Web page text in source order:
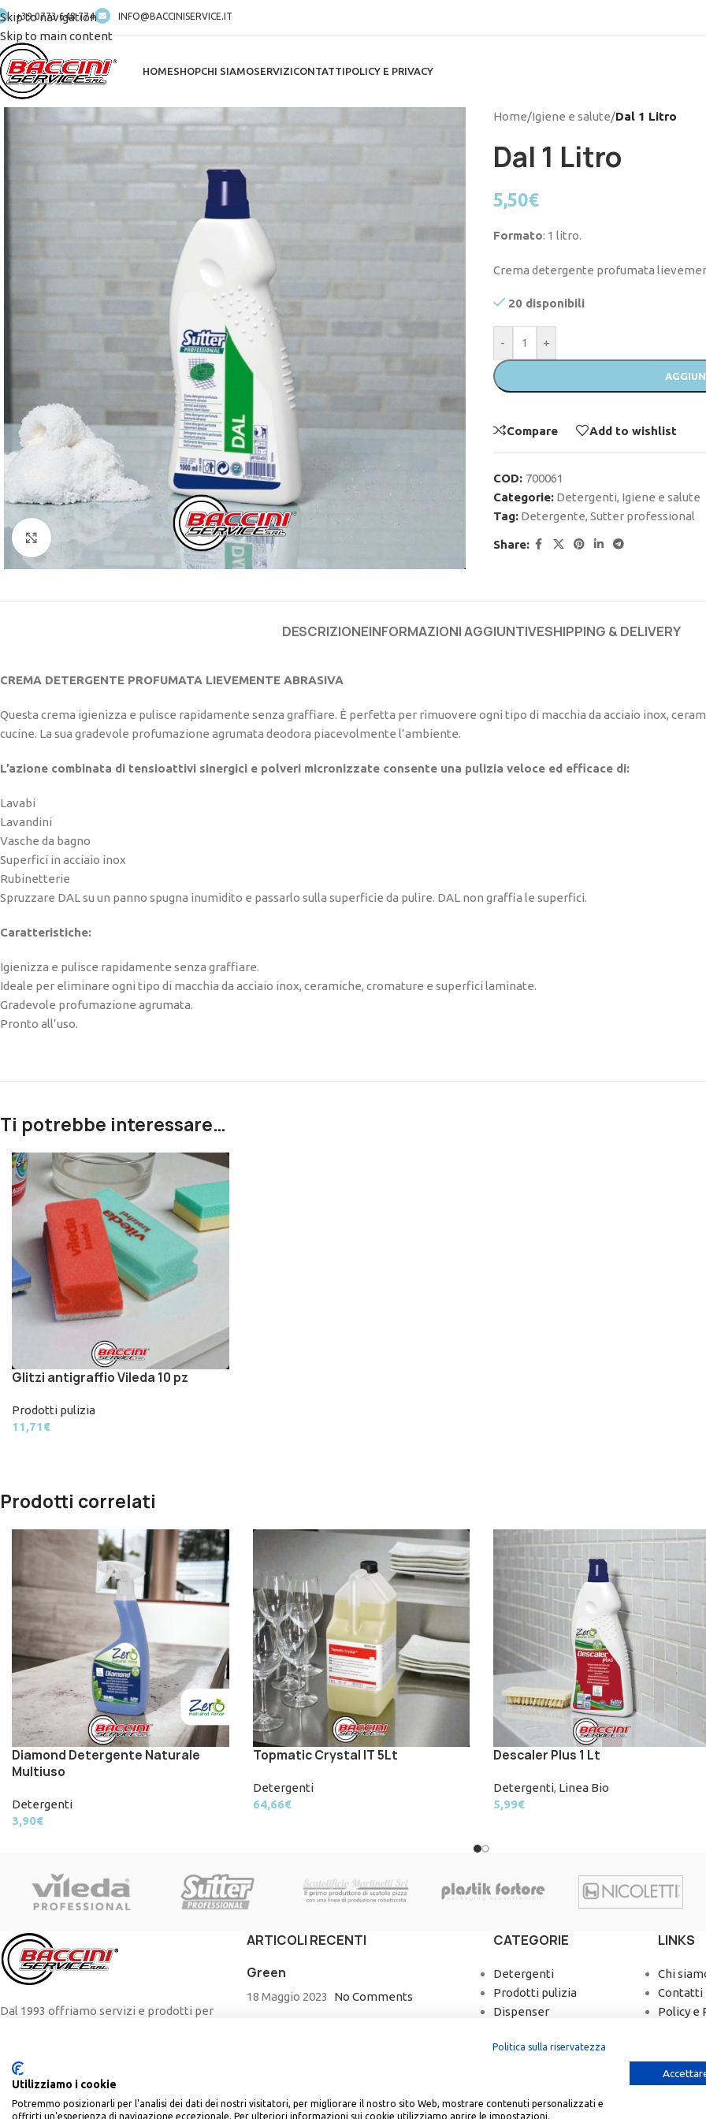
Skip to navigation
Skip to main content
+39 0773 648 774 INFO@BACCINISERVICE.IT
HOMESHOPCHI SIAMOSERVIZICONTATTIPOLICY E PRIVACY
Click to enlarge
Home/Igiene e salute/Dal 1 Litro
Dal 1 Litro
5,50€
Formato: 1 litro.
Crema detergente profumata
20 disponibili
- +
Compare Add to wishlist
COD: 700061
Categorie: Detergenti, Igiene e salute
Tag: Detergente, Sutter professional
Share:
DESCRIZIONEINFORMAZIONI AGGIUNTIVESHIPPING & DELIVERY
CREMA DETERGENTE PROFUMATA LIEVEMENTE ABRASIVA
Questa crema igienizza e pulisce rapidamente senza graffiare. È perfetta per rimuovere ogni tipo di macchia da acciaio inox,
cucine. La sua gradevole profumazione agrumata deodora piacevolmente l’ambiente.
L’azione combinata di tensioattivi sinergici e polveri micronizzate consente una pulizia veloce ed efficace di:
Lavabi
Lavandini
Vasche da bagno
Superfici in acciaio inox
Rubinetterie
Spruzzare DAL su un panno spugna inumidito e passarlo sulla superficie da pulire. DAL non graffia le superfici.
Caratteristiche:
Igienizza e pulisce rapidamente senza graffiare.
Ideale per eliminare ogni tipo di macchia da acciaio inox, ceramiche, cromature e superfici laminate.
Gradevole profumazione agrumata.
Pronto all’uso.
Ti potrebbe interessare…
Glitzi antigraffio Vileda 10 pz
Prodotti pulizia
11,71€
Prodotti correlati
Diamond Detergente Naturale
Multiuso
Detergenti
3,90€
Topmatic Crystal IT 5Lt
Detergenti
64,66€
Descaler Plus 1 Lt
Detergenti, Linea Bio
5,99€
Dal 1993 offriamo servizi e prodotti per
Via Sabotino 53, – 04100 – Borgo Piave,
Latina
+39 0773 648 774
info@bacciniservice.it
ARTICOLI RECENTI
Green
18 Maggio 2023 No Comments
CATEGORIE
Detergenti
Prodotti pulizia
Dispenser
Take Away
LINKS
Chi
Contatti
Policy e
Politica sulla riservatezza
Utilizziamo i cookie
Potremmo posizionarli per l'analisi dei dati dei nostri visitatori, per migliorare il nostro sito Web, mostrare contenuti personalizzati e
offrirti un'esperienza di navigazione eccezionale. Per ulteriori informazioni sui cookie utilizziamo aprire le impostazioni.